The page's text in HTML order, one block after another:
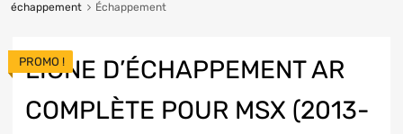
échappement
Échappement
LIGNE D’ÉCHAPPEMENT AR
COMPLÈTE POUR MSX (2013-
PROMO !